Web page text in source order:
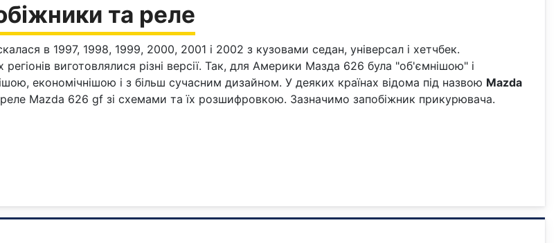
та реле
в 1997, 1998, 1999, 2000, 2001 і 2002 з кузовами седан, універсал і хетчбек.
виготовлялися різні версії. Так, для Америки Мазда 626 була "об'ємнішою" і
економічнішою і з більш сучасним дизайном. У деяких країнах відома під назвою Mazda
Mazda 626 gf зі схемами та їх розшифровкою. Зазначимо запобіжник прикурювача.